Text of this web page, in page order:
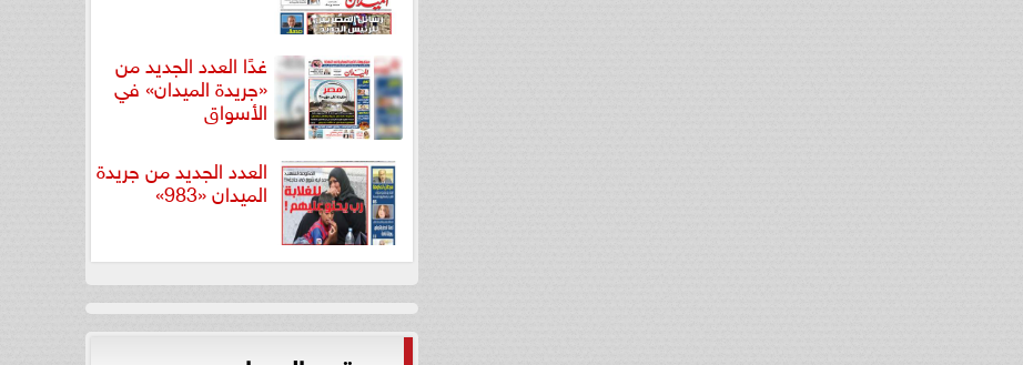
غدًا العدد الجديد من
«جريدة الميدان» في
الأسواق
العدد الجديد من جريدة
الميدان «983»